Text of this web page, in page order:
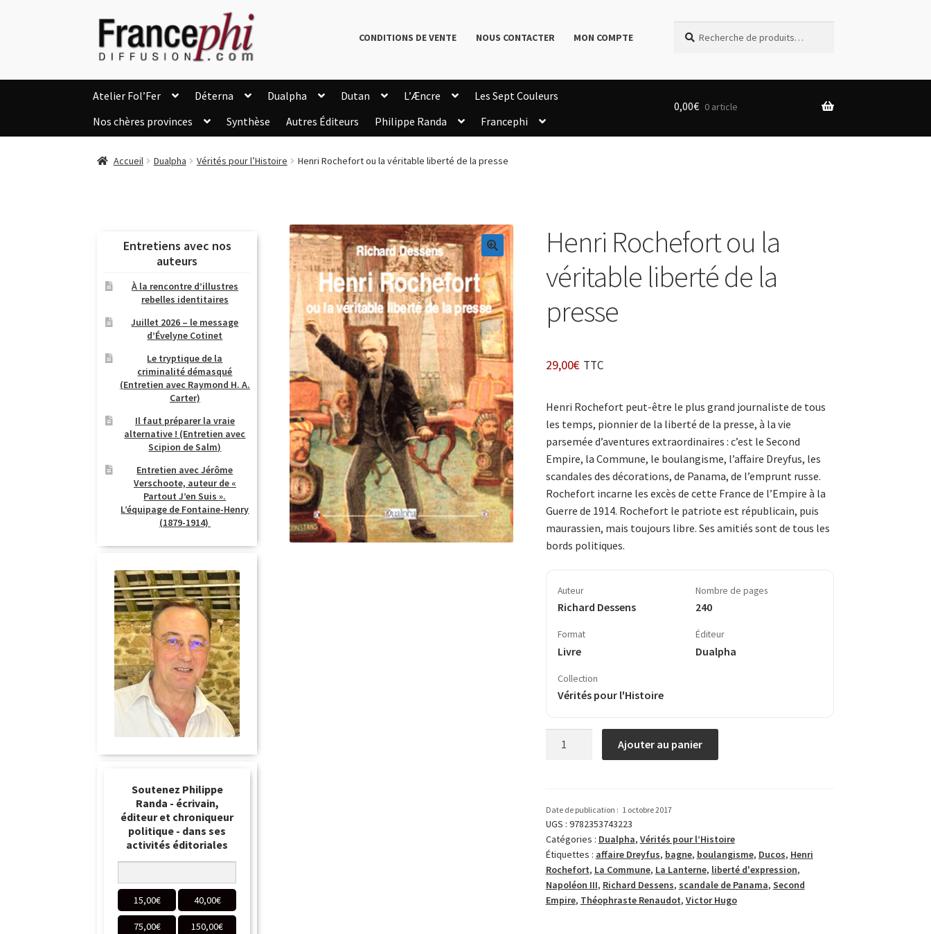
Aller
la
Aller
au
contenu
CONDITIONS DE VENTE NOUS CONTACTER MON COMPTE
pour :
Atelier Fol’Fer Déterna Dualpha Dutan L’Æncre
Les Sept Couleurs
Nos chères provinces
Synthèse Autres Éditeurs Philippe Randa
Francephi
Suivi de la Commande
0,00€ 0 article
Accueil Dualpha Vérités pour l’Histoire Henri Rochefort ou la véritable liberté de la presse
🔍
Henri Rochefort ou la
véritable liberté de la
presse
29,00€ TTC
Henri Rochefort peut-être le plus grand journaliste de tous
les temps, pionnier de la liberté de la presse, à la vie
parsemée d’aventures extraordinaires : c’est le Second
Empire, la Commune, le boulangisme, l’affaire Dreyfus, les
scandales des décorations, de Panama, de l’emprunt russe.
Rochefort incarne les excès de cette France de l’Empire à la
Guerre de 1914. Rochefort le patriote est républicain, puis
maurassien, mais toujours libre. Ses amitiés sont de tous les
bords politiques.
Auteur
Richard Dessens
Nombre de pages
240
Format
Livre
Éditeur
Dualpha
Collection
Vérités pour l'Histoire
ou
la
véritable
liberté
de
la
presse
Ajouter au panier
Date de publication : 1 octobre 2017
UGS : 9782353743223
Catégories : Dualpha, Vérités pour l’Histoire
Étiquettes : affaire Dreyfus, bagne, boulangisme, Ducos, Henri
Rochefort, La Commune, La Lanterne, liberté d'expression,
Napoléon III, Richard Dessens, scandale de Panama, Second
Empire, Théophraste Renaudot, Victor Hugo
Entretiens avec nos
auteurs
À la rencontre d’illustres
rebelles identitaires
Juillet 2026 – le message
d’Évelyne Cotinet
Le tryptique de la
criminalité démasqué
(Entretien avec Raymond H. A.
Carter)
Il faut préparer la vraie
alternative ! (Entretien avec
Scipion de Salm)
Entretien avec Jérôme
Verschoote, auteur de «
Partout J’en Suis ».
L’équipage de Fontaine-Henry
(1879-1914)
Soutenez Philippe
Randa - écrivain,
éditeur et chroniqueur
politique - dans ses
activités éditoriales
15,00€ 40,00€
75,00€ 150,00€